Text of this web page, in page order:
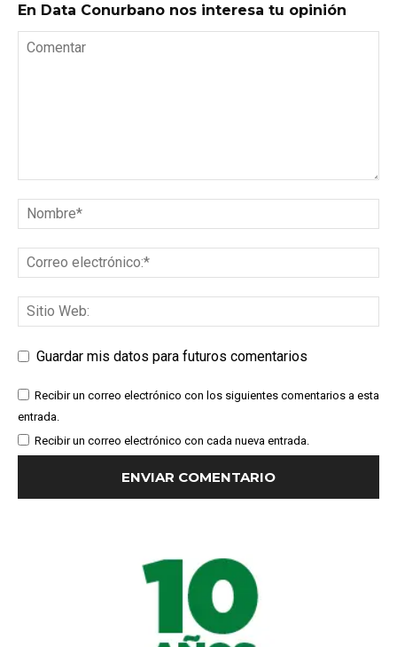
En Data Conurbano nos interesa tu opinión
Guardar mis datos para futuros comentarios
Recibir un correo electrónico con los siguientes comentarios a esta
entrada.
Recibir un correo electrónico con cada nueva entrada.